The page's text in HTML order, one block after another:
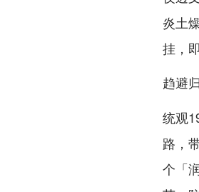
炎土
挂，
趋避
统观
路，
个「